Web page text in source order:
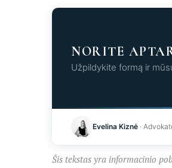
NORITE
Užpildykite formą ir
Evelina Kiznė ·
Šis tekstas yra informacinio